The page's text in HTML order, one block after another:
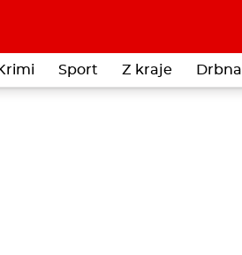
Sport Z kraje Drbna